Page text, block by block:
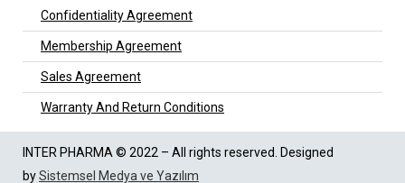
Confidentiality Agreement
Membership Agreement
Sales Agreement
Warranty And Return Conditions
INTER PHARMA © 2022 – All rights reserved. Designed
bySistemsel Medya ve Yazılım